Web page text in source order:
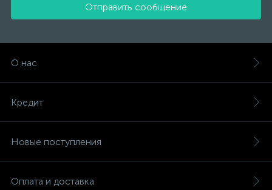
Отправить сообщение
О нас
Кредит
Новые поступления
Оплата и доставка